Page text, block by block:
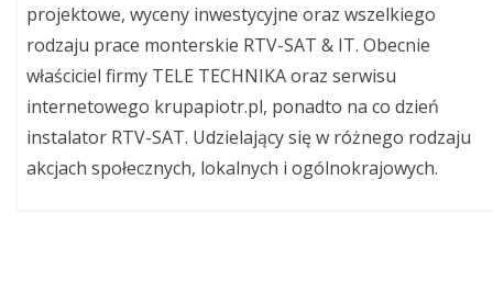
projektowe, wyceny inwestycyjne oraz wszelkiego
rodzaju prace monterskie RTV-SAT & IT. Obecnie
właściciel firmy TELE TECHNIKA oraz serwisu
internetowego krupapiotr.pl, ponadto na co dzień
instalator RTV-SAT. Udzielający się w różnego rodzaju
akcjach społecznych, lokalnych i ogólnokrajowych.